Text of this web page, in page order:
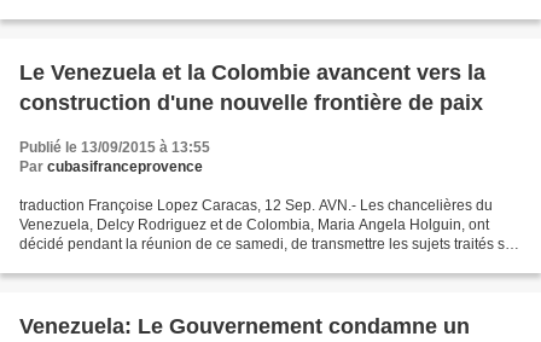
Le Venezuela et la Colombie avancent vers la
construction d'une nouvelle frontière de paix
Publié le 13/09/2015 à 13:55
Par cubasifranceprovence
traduction Françoise Lopez Caracas, 12 Sep. AVN.- Les chancelières du
Venezuela, Delcy Rodriguez et de Colombia, Maria Angela Holguin, ont
décidé pendant la réunion de ce samedi, de transmettre les sujets traités sur
Venezuela: Le Gouvernement condamne un